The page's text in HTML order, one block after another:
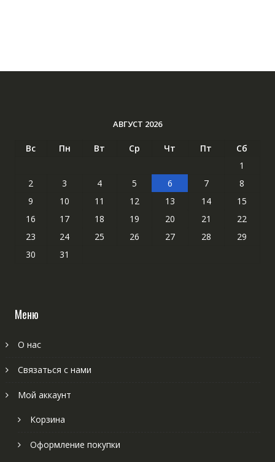
АВГУСТ 2026
Вс Пн Вт Ср Чт Пт
Сб
1
2
3 4 5 6 7
8
9
10 11 12 13 14
15
16
17 18 19 20 21
22
23
24 25 26 27 28
29
30
31
Меню
О нас
Связаться с нами
Мой аккаунт
Корзина
Оформление покупки